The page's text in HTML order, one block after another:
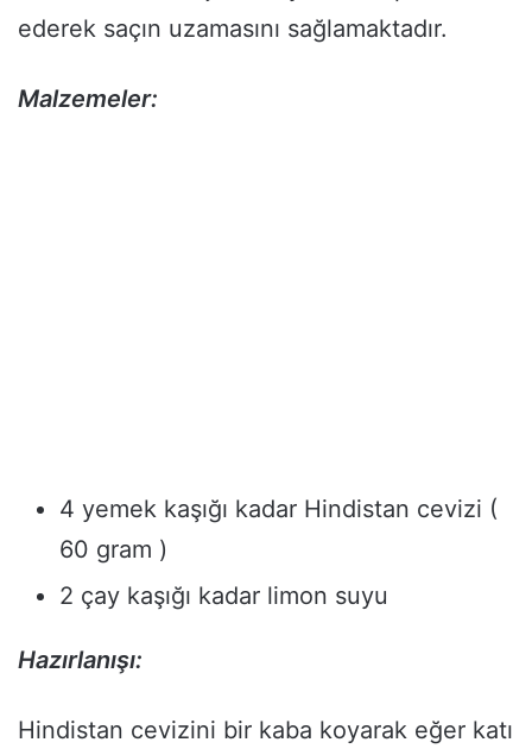
ederek saçın uzamasını sağlamaktadır.
Malzemeler:
4 yemek kaşığı kadar Hindistan cevizi (
60 gram )
2 çay kaşığı kadar limon suyu
Hazırlanışı:
Hindistan cevizini bir kaba koyarak eğer katı